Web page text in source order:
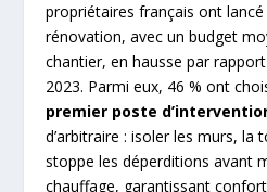
propriétaires français ont
rénovation, avec un budget
chantier, en hausse par
2023. Parmi eux, 46 % ont
premier poste
d’arbitraire : isoler les murs, la
stoppe les déperditions avant
chauffage, garantissant